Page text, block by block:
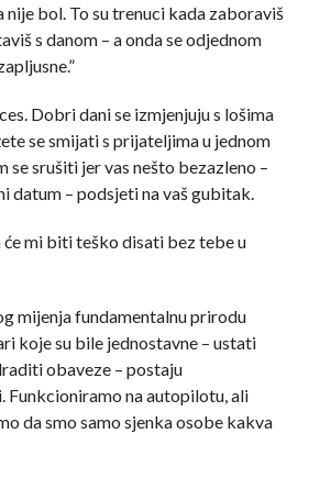
bol. To su trenuci kada zaboraviš
s danom – a onda se odjednom
Dobri dani se izmjenjuju s lošima
se smijati s prijateljima u jednom
se srušiti jer vas nešto bezazleno –
datum – podsjeti na vaš gubitak.
će mi biti teško disati bez tebe u
mijenja fundamentalnu prirodu
koje su bile jednostavne – ustati
obaveze – postaju
Funkcioniramo na autopilotu, ali
da smo samo sjenka osobe kakva